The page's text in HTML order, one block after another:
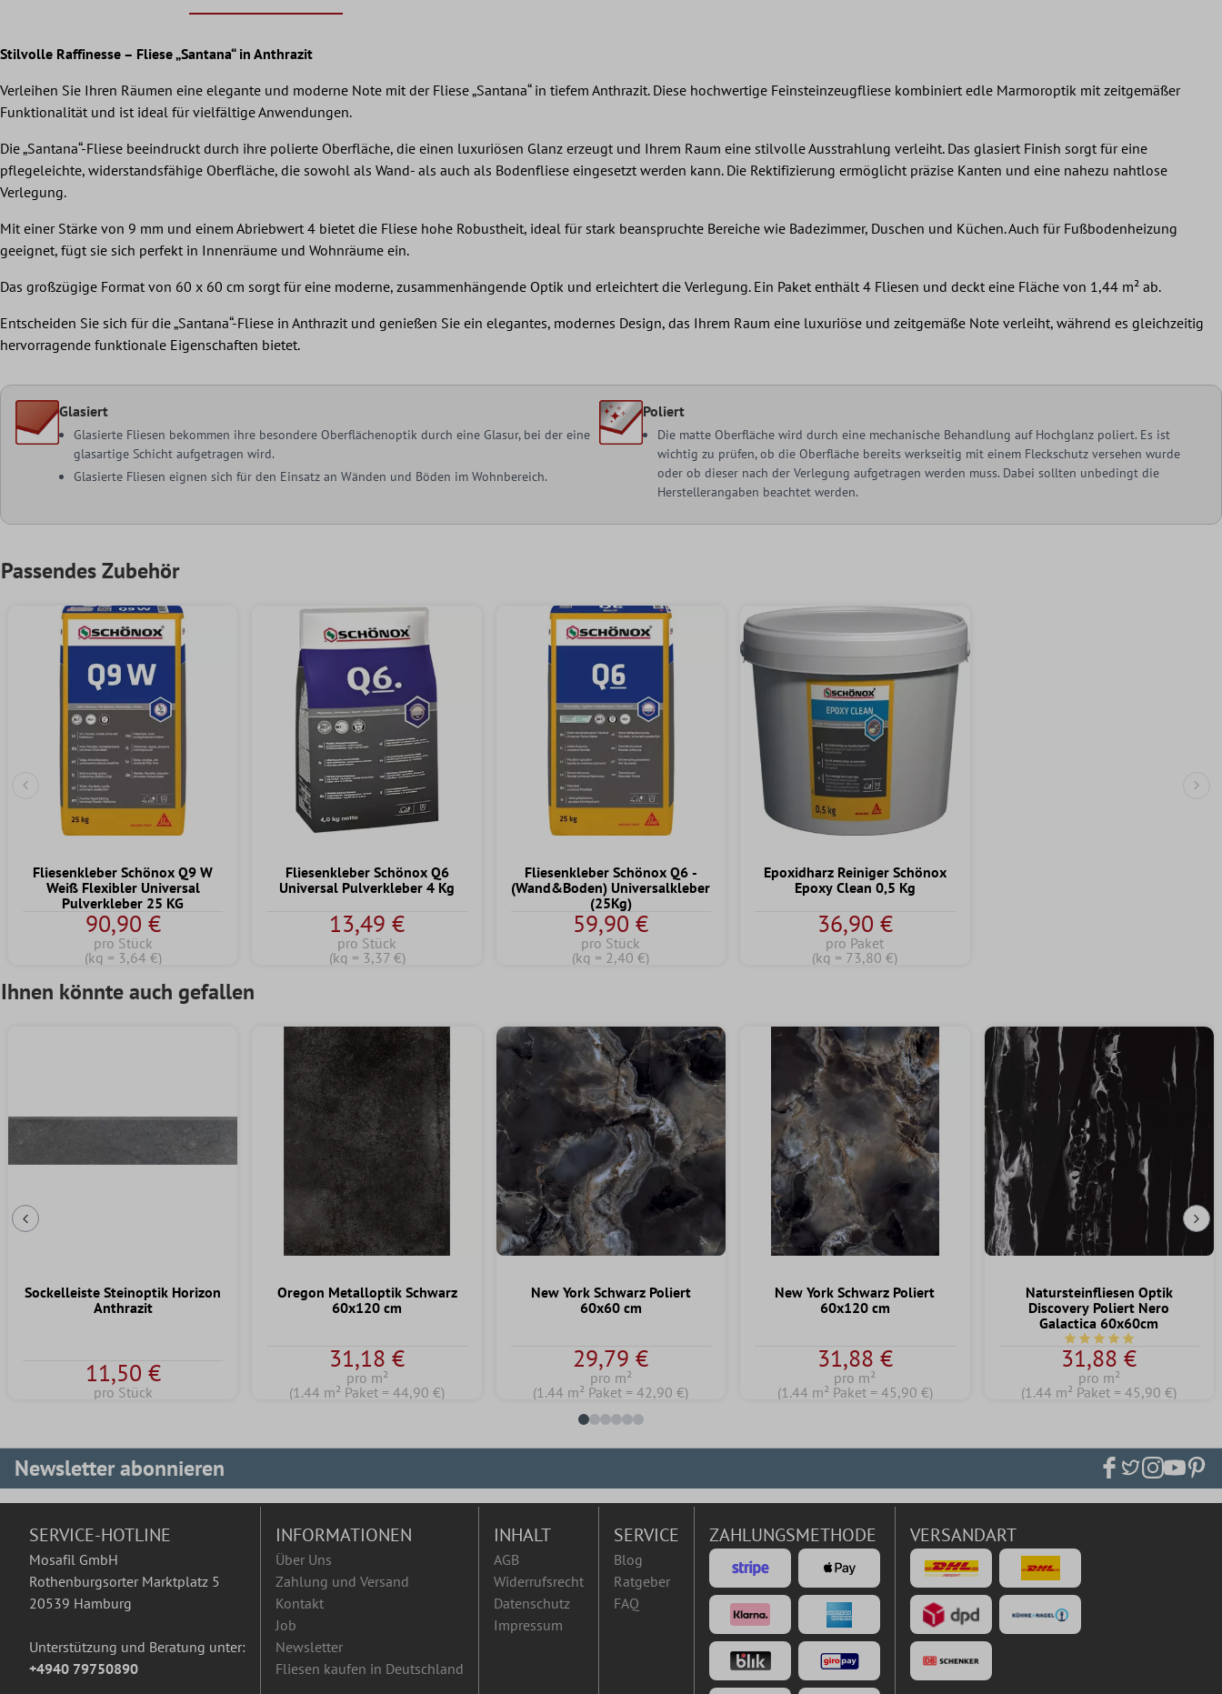
Stilvolle Raffinesse – Fliese „Santana“ in Anthrazit
Verleihen Sie Ihren Räumen eine elegante und moderne Note mit der Fliese „Santana“ in tiefem Anthrazit. Diese hochwertige Feinsteinzeugfliese kombiniert edle Marmoroptik mit zeitgemäßer
Funktionalität und ist ideal für vielfältige Anwendungen.
Die „Santana“-Fliese beeindruckt durch ihre polierte Oberfläche, die einen luxuriösen Glanz erzeugt und Ihrem Raum eine stilvolle Ausstrahlung verleiht. Das glasiert Finish sorgt für eine
pflegeleichte, widerstandsfähige Oberfläche, die sowohl als Wand- als auch als Bodenfliese eingesetzt werden kann. Die Rektifizierung ermöglicht präzise Kanten und eine nahezu nahtlose
Verlegung.
Mit einer Stärke von 9 mm und einem Abriebwert 4 bietet die Fliese hohe Robustheit, ideal für stark beanspruchte Bereiche wie Badezimmer, Duschen und Küchen. Auch für Fußbodenheizung
geeignet, fügt sie sich perfekt in Innenräume und Wohnräume ein.
Das großzügige Format von 60 x 60 cm sorgt für eine moderne, zusammenhängende Optik und erleichtert die Verlegung. Ein Paket enthält 4 Fliesen und deckt eine Fläche von 1,44 m² ab.
Entscheiden Sie sich für die „Santana“-Fliese in Anthrazit und genießen Sie ein elegantes, modernes Design, das Ihrem Raum eine luxuriöse und zeitgemäße Note verleiht, während es gleichzeitig
hervorragende funktionale Eigenschaften bietet.
Glasiert
Glasierte Fliesen bekommen ihre besondere Oberflächenoptik durch eine Glasur, bei der eine
glasartige Schicht aufgetragen wird.
Glasierte Fliesen eignen sich für den Einsatz an Wänden und Böden im Wohnbereich.
Poliert
Die matte Oberfläche wird durch eine mechanische Behandlung auf Hochglanz poliert. Es ist
wichtig zu prüfen, ob die Oberfläche bereits werkseitig mit einem Fleckschutz versehen wurde
oder ob dieser nach der Verlegung aufgetragen werden muss. Dabei sollten unbedingt die
Herstellerangaben beachtet werden.
Passendes Zubehör
Vorherige Folie
Fliesenkleber Schönox Q9 W
Weiß Flexibler Universal
Pulverkleber 25 KG
90,90 €
pro Stück
(kg = 3,64 €)
Fliesenkleber Schönox Q6
Universal Pulverkleber 4 Kg
13,49 €
pro Stück
(kg = 3,37 €)
Fliesenkleber Schönox Q6 -
(Wand&Boden) Universalkleber
(25Kg)
59,90 €
pro Stück
(kg = 2,40 €)
Epoxidharz Reiniger Schönox
Epoxy Clean 0,5 Kg
36,90 €
pro Paket
(kg = 73,80 €)
Ihnen könnte auch gefallen
Vorherige Folie
Sockelleiste Steinoptik Horizon
Anthrazit
11,50 €
pro Stück
Oregon Metalloptik Schwarz
60x120 cm
31,18 €
pro m²
(1.44 m² Paket = 44,90 €)
New York Schwarz Poliert
60x60 cm
29,79 €
pro m²
(1.44 m² Paket = 42,90 €)
New York Schwarz Poliert
60x120 cm
31,88 €
pro m²
(1.44 m² Paket = 45,90 €)
Natursteinfliesen Optik
Discovery Poliert Nero
Galactica 60x60cm
Durchschnittliche
31,88 €
pro m²
(1.44 m² Paket = 45,90 €)
Newsletter abonnieren
SERVICE-HOTLINE
Mosafil GmbH
Rothenburgsorter Marktplatz 5
20539 Hamburg
Unterstützung und Beratung unter:
+4940 79750890
INFORMATIONEN
Über Uns
Zahlung und Versand
Kontakt
Job
Newsletter
Fliesen kaufen in Deutschland
INHALT
AGB
Widerrufsrecht
Datenschutz
Impressum
SERVICE
Blog
Ratgeber
FAQ
ZAHLUNGSMETHODE VERSANDART